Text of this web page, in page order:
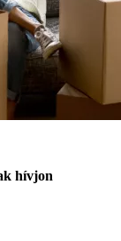
hívjon